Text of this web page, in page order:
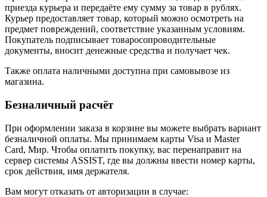
приезда курьера и передаёте ему сумму за товар в рублях.
Курьер предоставляет товар, который можно осмотреть на
предмет повреждений, соответствие указанным условиям.
Покупатель подписывает товаросопроводительные
документы, вносит денежные средства и получает чек.
Также оплата наличными доступна при самовывозе из
магазина.
Безналичный расчёт
При оформлении заказа в корзине вы можете выбрать вариант
безналичной оплаты. Мы принимаем карты Visa и Master
Card, Мир. Чтобы оплатить покупку, вас перенаправит на
сервер системы ASSIST, где вы должны ввести номер карты,
срок действия, имя держателя.
Вам могут отказать от авторизации в случае: